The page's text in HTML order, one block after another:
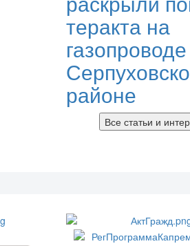
теракта на
районе
Все статьи и